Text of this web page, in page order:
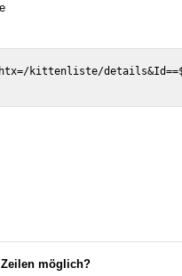
kittenliste/
Zeilen möglich?